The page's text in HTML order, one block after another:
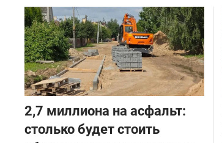
2,7 миллиона на асфальт:
столько будет стоить